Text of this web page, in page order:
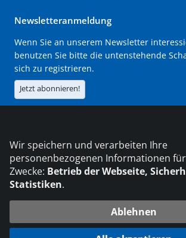
Newsletteranmeldung
Wenn Sie an unserem Newsletter
benutzen Sie bitte die untenstehende
sich zu registrieren.
Jetzt abonnieren!
© 2026 DVS Media GmbH
Wir speichern und verarbeiten Ihre
personenbezogenen Informationen
Zwecke: Betrieb der Webseite,
Statistiken.
Ablehnen